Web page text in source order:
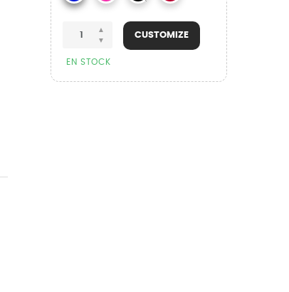
CUSTOMIZE
EN STOCK